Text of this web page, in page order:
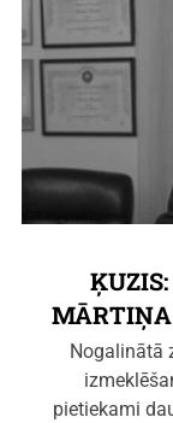
Nogalinātā
pietiekami